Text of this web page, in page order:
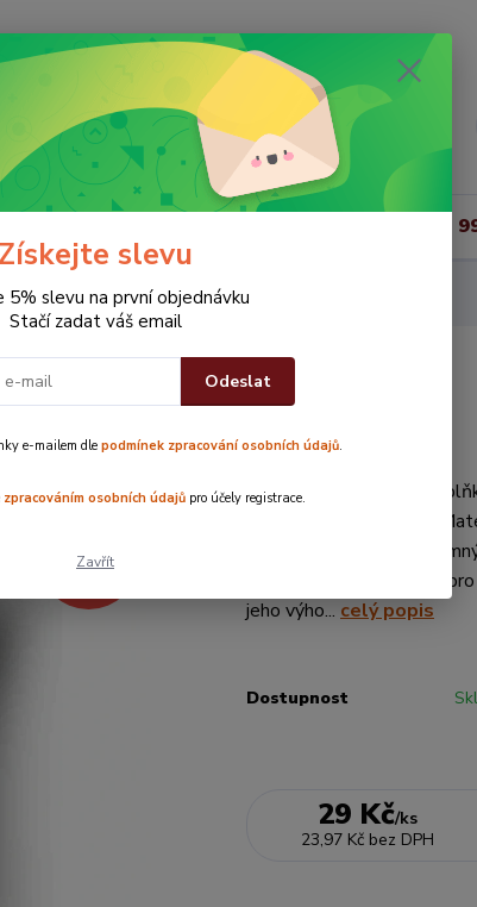
Vše za
59 Kč
Povlak na polštářek
dekoraci tak prakticky.
ze 100% bavlny, je
povlečení z ní je vhodné
jeho výho... celý popis
Dostupnost
29 Kč/ks
23,97 Kč bez DPH
Získejte slevu
5% slevu na první objednávku
Stačí zadat váš email
Odeslat
e-mailem dlepodmínek zpracování osobních údajů.
zpracováním osobních údajů pro účely registrace.
Zavřít